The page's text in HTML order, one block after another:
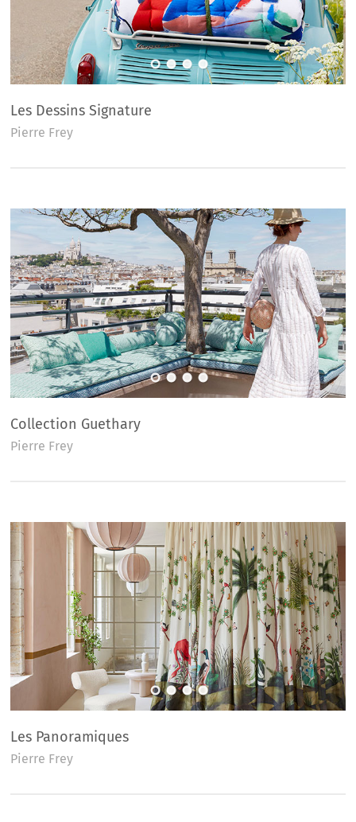
Les Dessins Signature
Pierre Frey
Collection Guethary
Pierre Frey
Les Panoramiques
Pierre Frey